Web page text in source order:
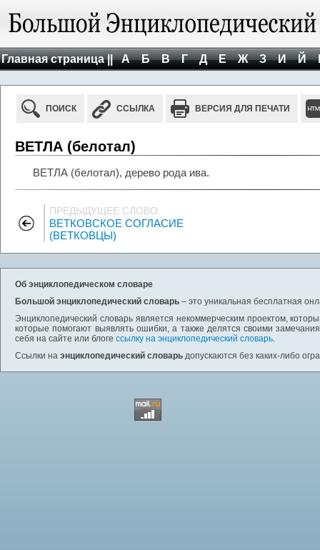
Главная страница || А Б В Г Д Е Ж З И Й
ПОИСК ССЫЛКА ВЕРСИЯ ДЛЯ ПЕЧАТИ
ВЕТЛА (белотал)
ВЕТЛА (белотал), дерево рода ива.
ПРЕДЫДУЩЕЕ СЛОВО
ВЕТКОВСКОЕ СОГЛАСИЕ
(ВЕТКОВЦЫ)
Об энциклопедическом словаре
Большой энциклопедический словарь – это уникальная бесплатная
Энциклопедический словарь является некоммерческим проектом,
которые помогают выявлять ошибки, а также делятся своими
себя на сайте или блоге ссылку на энциклопедический словарь.
Ссылки на энциклопедический словарь допускаются без каких-либо